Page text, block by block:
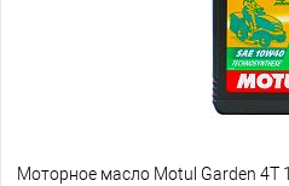
Моторное масло Motul Garden 4T